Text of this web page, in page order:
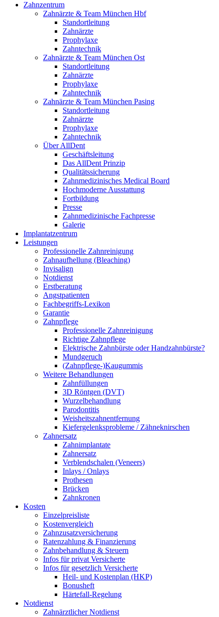
Zahnzentrum
Zahnärzte & Team München Hbf
Standortleitung
Zahnärzte
Prophylaxe
Zahntechnik
Zahnärzte & Team München Ost
Standortleitung
Zahnärzte
Prophylaxe
Zahntechnik
Zahnärzte & Team München Pasing
Standortleitung
Zahnärzte
Prophylaxe
Zahntechnik
Über AllDent
Geschäftsleitung
Das AllDent Prinzip
Qualitätssicherung
Zahnmedizinisches Medical Board
Hochmoderne Ausstattung
Fortbildung
Presse
Zahnmedizinische Fachpresse
Galerie
Implantatzentrum
Leistungen
Professionelle Zahnreinigung
Zahnaufhellung (Bleaching)
Invisalign
Notdienst
Erstberatung
Angstpatienten
Fachbegriffs-Lexikon
Garantie
Zahnpflege
Professionelle Zahnreinigung
Richtige Zahnpflege
Elektrische Zahnbürste oder Handzahnbürste?
Mundgeruch
(Zahnpflege-)Kaugummis
Weitere Behandlungen
Zahnfüllungen
3D Röntgen (DVT)
Wurzelbehandlung
Parodontitis
Weisheitszahnentfernung
Kiefergelenksprobleme / Zähneknirschen
Zahnersatz
Zahnimplantate
Zahnersatz
Verblendschalen (Veneers)
Inlays / Onlays
Prothesen
Brücken
Zahnkronen
Kosten
Einzelpreisliste
Kostenvergleich
Zahnzusatzversicherung
Ratenzahlung & Finanzierung
Zahnbehandlung & Steuern
Infos für privat Versicherte
Infos für gesetzlich Versicherte
Heil- und Kostenplan (HKP)
Bonusheft
Härtefall-Regelung
Notdienst
Zahnärztlicher Notdienst